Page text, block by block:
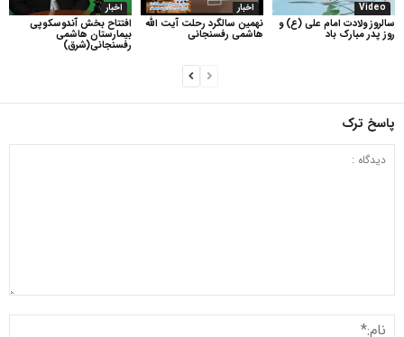
اخبار
افتتاح بخش آندوسکوپی
بیمارستان هاشمی
رفسنجانی(شرق)
اخبار
نهمین سالگرد رحلت آیت الله
هاشمی رفسنجانی
Video
سالروز ولادت امام علی (ع) و
روز پدر مبارک باد
پاسخ ترک